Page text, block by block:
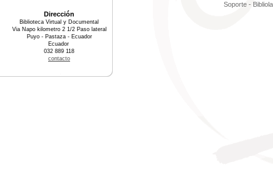
Soporte -
Dirección
Biblioteca Virtual y Documental
Via Napo kilometro 2 1/2 Paso lateral
Puyo - Pastaza - Ecuador
Ecuador
032 889 118
contacto